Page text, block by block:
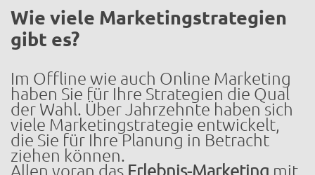
Wie viele Marketingstrategien
gibt es?
Im Offline wie auch Online Marketing
haben Sie für Ihre Strategien die Qual
der Wahl. Über Jahrzehnte haben sich
viele Marketingstrategie entwickelt,
die Sie für Ihre Planung in Betracht
ziehen können.